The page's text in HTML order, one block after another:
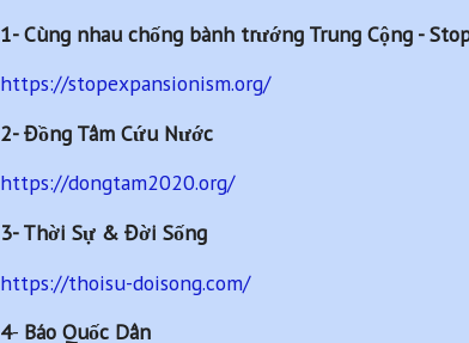
1- Cùng nhau chống bành trướng Trung Cộng -
https://stopexpansionism.org/
2- Đồng Tâm Cứu Nước
https://dongtam2020.org/
3- Thời Sự & Đời Sống
https://thoisu-doisong.com/
4- Báo Quốc Dân